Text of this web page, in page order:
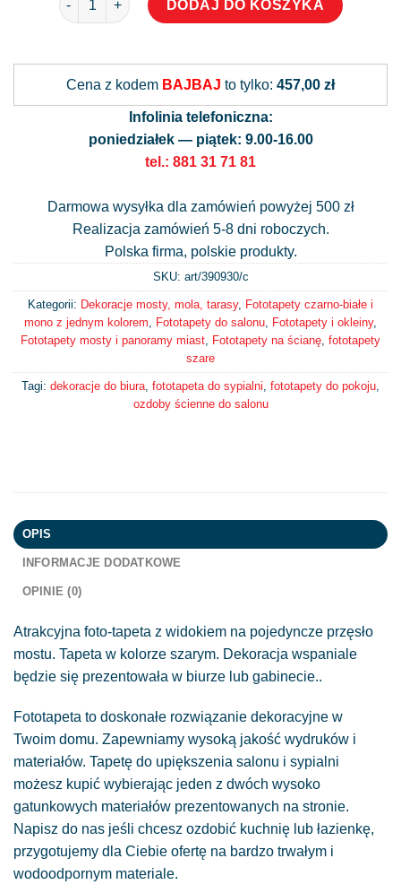
DODAJ DO KOSZYKA
Cena z kodem BAJBAJ to tylko: 457,00 zł
Infolinia telefoniczna:
poniedziałek — piątek: 9.00-16.00
tel.: 881 31 71 81
Darmowa wysyłka dla zamówień powyżej 500 zł
Realizacja zamówień 5-8 dni roboczych.
Polska firma, polskie produkty.
SKU: art/390930/c
Kategorii: Dekoracje mosty, mola, tarasy, Fototapety czarno-białe i
mono z jednym kolorem
Fototapety do salonu Fototapety i okleiny,
Fototapety mosty i panoramy miast
Fototapety na ścianę fototapety
szare
Tagi: dekoracje do biura fototapeta do sypialni fototapety do pokoju
ozdoby ścienne do salonu
OPIS
INFORMACJE DODATKOWE
OPINIE (0)
Atrakcyjna foto-tapeta z widokiem na pojedyncze przęsło
mostu. Tapeta w kolorze szarym. Dekoracja wspaniale
będzie się prezentowała w biurze lub gabinecie..
Fototapeta to doskonałe rozwiązanie dekoracyjne w
Twoim domu. Zapewniamy wysoką jakość wydruków i
materiałów. Tapetę do upiększenia salonu i sypialni
możesz kupić wybierając jeden z dwóch wysoko
gatunkowych materiałów prezentowanych na stronie.
Napisz do nas jeśli chcesz ozdobić kuchnię lub łazienkę,
przygotujemy dla Ciebie ofertę na bardzo trwałym i
wodoodpornym materiale.